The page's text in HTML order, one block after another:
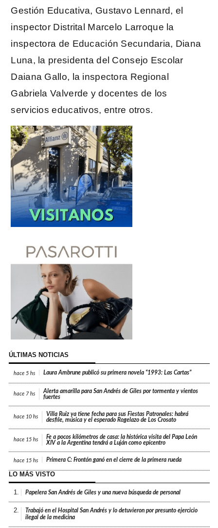
Gestión Educativa, Gustavo Lennard, el
inspector Distrital Marcelo Larroque la
inspectora de Educación Secundaria, Diana
Luna, la presidenta del Consejo Escolar
Daiana Gallo, la inspectora Regional
Gabriela Valverde y docentes de los
servicios educativos, entre otros.
ÚLTIMAS NOTICIAS
hace 5 hs Laura Ambrune publicó su primera novela “1993: Las Cartas”
hace 7 hs
Alerta amarilla para San Andrés de Giles por tormenta y vientos
fuertes
hace 10 hs
Villa Ruiz ya tiene fecha para sus Fiestas Patronales: habrá
desfile, música y el esperado Rogelazo de Los Crosato
hace 15 hs
Fe a pocos kilómetros de casa: la histórica visita del Papa León
XIV a la Argentina tendrá a Luján como epicentro
hace 15 hs Primera C: Frontón ganó en el cierre de la primera rueda
LO MÁS VISTO
1. Papelera San Andrés de Giles y una nueva búsqueda de personal
2.
Trabajó en el Hospital San Andrés y lo detuvieron por presunto ejercicio
ilegal de la medicina